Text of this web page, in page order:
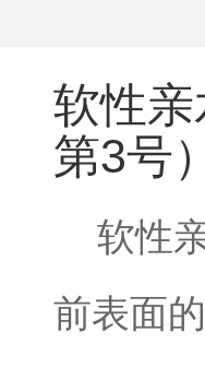
软性
第3号）
软性
前表面